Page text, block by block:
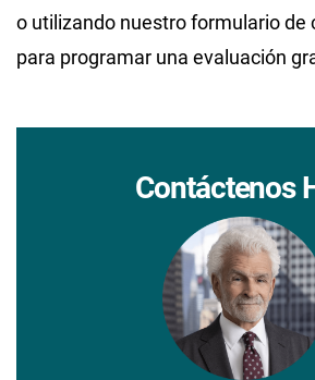
o utilizando nuestro formulario de
para programar una evaluación
Contáctenos